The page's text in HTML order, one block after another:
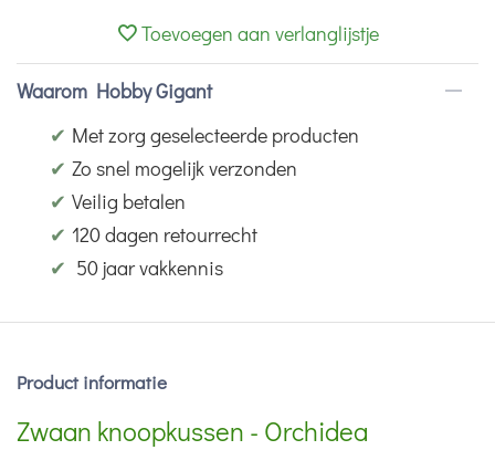
Toevoegen aan verlanglijstje
Waarom Hobby Gigant
✔ Met zorg geselecteerde producten
✔ Zo snel mogelijk verzonden
✔ Veilig betalen
✔ 120 dagen retourrecht
✔ 50 jaar vakkennis
Product informatie
Zwaan knoopkussen - Orchidea